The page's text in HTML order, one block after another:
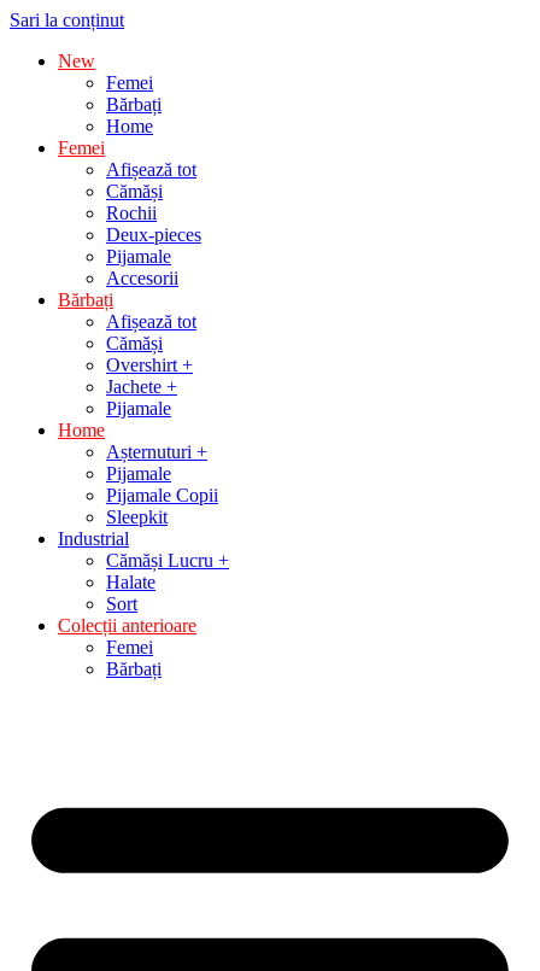
Sari la conținut
New
Femei
Bărbați
Home
Femei
Afișează tot
Cămăși
Rochii
Deux-pieces
Pijamale
Accesorii
Bărbați
Afișează tot
Cămăși
Overshirt +
Jachete +
Pijamale
Home
Așternuturi +
Pijamale
Pijamale Copii
Sleepkit
Industrial
Cămăși Lucru +
Halate
Sort
Colecții anterioare
Femei
Bărbați